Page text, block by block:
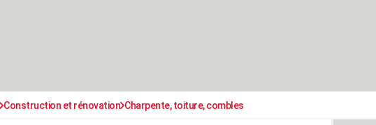
Construction et rénovation Charpente, toiture, combles